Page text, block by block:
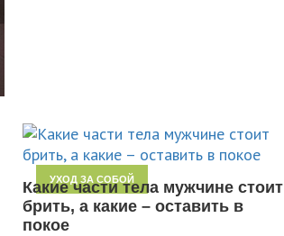
УХОД ЗА СОБОЙ
Какие части тела мужчине стоит
брить, а какие – оставить в
покое